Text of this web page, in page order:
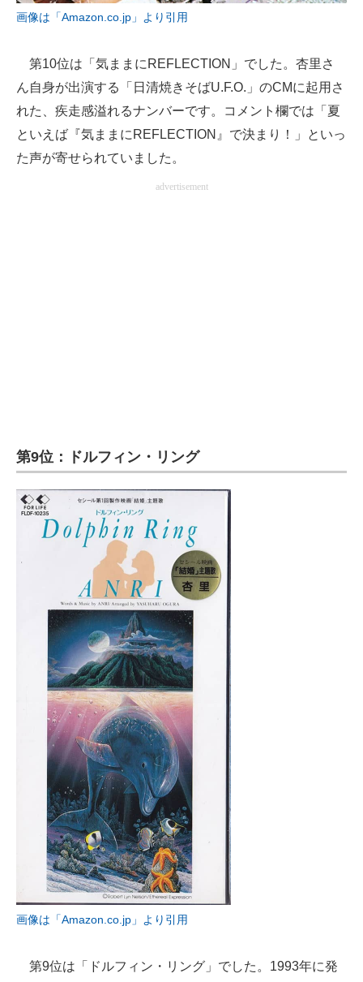
画像は「Amazon.co.jp」より引用
第10位は「気ままにREFLECTION」でした。杏里さ
ん自身が出演する「日清焼きそばU.F.O.」のCMに起用さ
れた、疾走感溢れるナンバーです。コメント欄では「夏
といえば『気ままにREFLECTION』で決まり！」といっ
た声が寄せられていました。
advertisement
第9位：ドルフィン・リング
画像は「Amazon.co.jp」より引用
第9位は「ドルフィン・リング」でした。1993年に発